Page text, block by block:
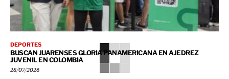
DEPORTES
BUSCAN JUARENSES GLORIA PANAMERICANA EN AJEDREZ
JUVENIL EN COLOMBIA
28/07/2026